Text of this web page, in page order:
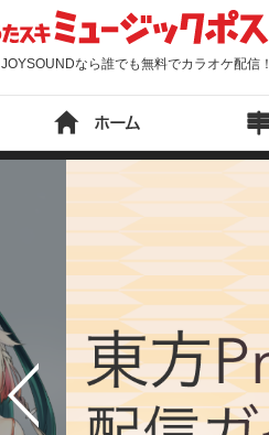
JOYSOUNDなら誰でも無料でカラオケ配信！